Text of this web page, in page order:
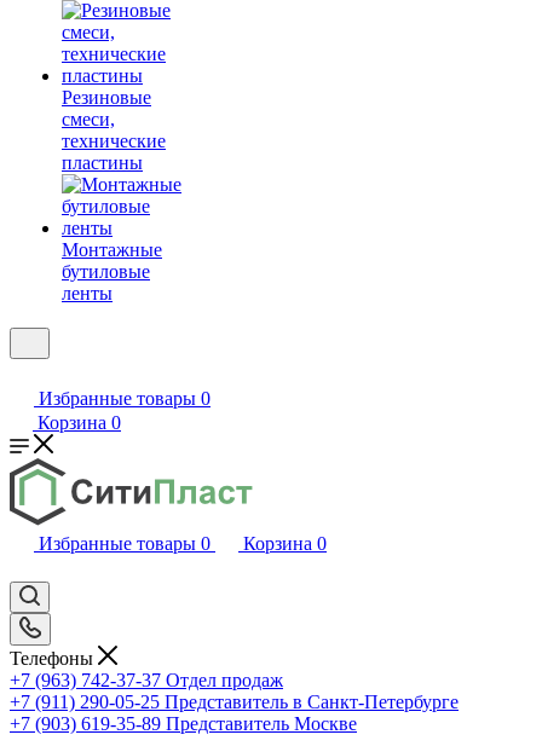
Резиновые
смеси,
технические
пластины
Монтажные
бутиловые
ленты
Избранные товары 0
Корзина 0
Избранные товары 0 Корзина 0
Телефоны
+7 (963) 742-37-37 Отдел продаж
+7 (911) 290-05-25 Представитель в Санкт-Петербурге
+7 (903) 619-35-89 Представитель Москве